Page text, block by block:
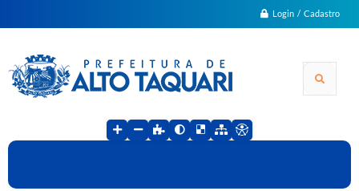
Login / Cadastro